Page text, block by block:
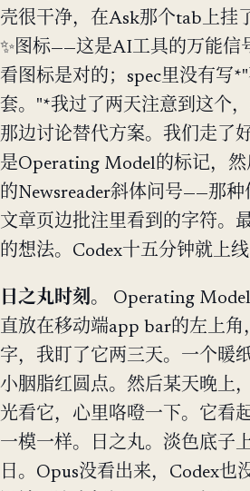
壳很干净，在Ask那个tab上挂
✨图标——这是AI工具的万能信
看图标是对的；spec里没有写
套。"*我过了两天注意到这个
那边讨论替代方案。我们走了
是Operating Model的标记，
的Newsreader斜体问号——那
文章页边批注里看到的字符。
的想法。Codex十五分钟就上线
日之丸时刻。
Operating
直放在移动端app bar的左上角
字，我盯了它两三天。一个暖
小胭脂红圆点。然后某天晚上
光看它，心里咯噔一下。它看
一模一样。日之丸。淡色底子
日。Opus没看出来，Codex也